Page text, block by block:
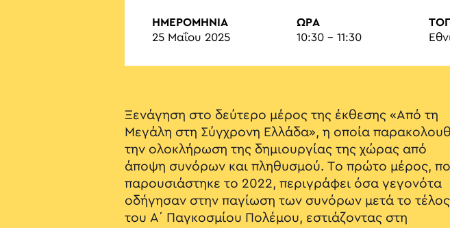
ΗΜΕΡΟΜΗΝΙΑ
25 Μαΐου 2025
ΏΡΑ
10:30 - 11:30
Ξενάγηση στο δεύτερο μέρος της έκθεσης «Από τη
Μεγάλη στη Σύγχρονη Ελλάδα», η οποία
την ολοκλήρωση της δημιουργίας της χώρας από
άποψη συνόρων και πληθυσμού. Το πρώτο μέρος,
παρουσιάστηκε το 2022, περιγράφει όσα γεγονότα
οδήγησαν στην παγίωση των συνόρων μετά το τέλος
του Α΄ Παγκοσμίου Πολέμου, εστιάζοντας στη